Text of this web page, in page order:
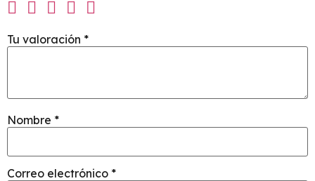
Tu valoración *
Nombre *
Correo electrónico *